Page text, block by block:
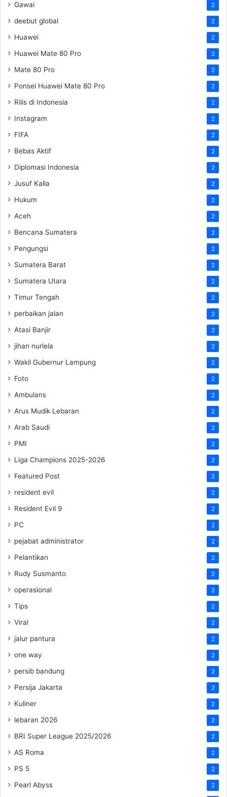
Gawai 2
deebut global 2
Huawei 2
Huawei Mate 80 Pro 2
Mate 80 Pro 2
Ponsel Huawei Mate 80 Pro 2
Rilis di Indonesia 2
Instagram 2
FIFA 2
Bebas Aktif 2
Diplomasi Indonesia 2
Jusuf Kalla 2
Hukum 2
Aceh 2
Bencana Sumatera 2
Pengungsi 2
Sumatera Barat 2
Sumatera Utara 2
Timur Tengah 2
perbaikan jalan 2
Atasi Banjir 2
jihan nurlela 2
Wakil Gubernur Lampung 2
Foto 2
Ambulans 2
Arus Mudik Lebaran 2
Arab Saudi 2
PMI 2
Liga Champions 2025-2026 2
Featured Post 2
resident evil 2
Resident Evil 9 2
PC 2
pejabat administrator 2
Pelantikan 2
Rudy Susmanto 2
operasional 2
Tips 2
Viral 2
jalur pantura 2
one way 2
persib bandung 2
Persija Jakarta 2
Kuliner 2
lebaran 2026 2
BRI Super League 2025/2026 2
AS Roma 2
PS 5 2
Pearl Abyss 2